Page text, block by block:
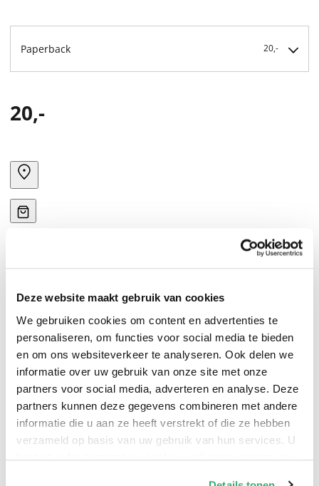
Deze website maakt gebruik van cookies
We gebruiken cookies om content en advertenties te
personaliseren, om functies voor social media te bieden
en om ons websiteverkeer te analyseren. Ook delen we
informatie over uw gebruik van onze site met onze
partners voor social media, adverteren en analyse. Deze
partners kunnen deze gegevens combineren met andere
informatie die u aan ze heeft verstrekt of die ze hebben
verzameld op basis van uw gebruik van hun services. U
kunt op ieder moment uw cookievoorkeuren aanpassen
Paperback 20,-
20,-
Lexie werkt als managementassistent voor de liefste
werkgever van de wereld. Als haar werkgever besluit
met pensioen te gaan, lijkt Lexi de controle over haar
leven kwijt te raken. Ze krijgt last van een innerlijke
onrust, die niet geheel onterecht blijkt te zijn. Zodra de
“overname” dag aanbreekt, irriteert ze zich mateloos
aan al haar collega’s. Mooi niet dat zij meegaat in de